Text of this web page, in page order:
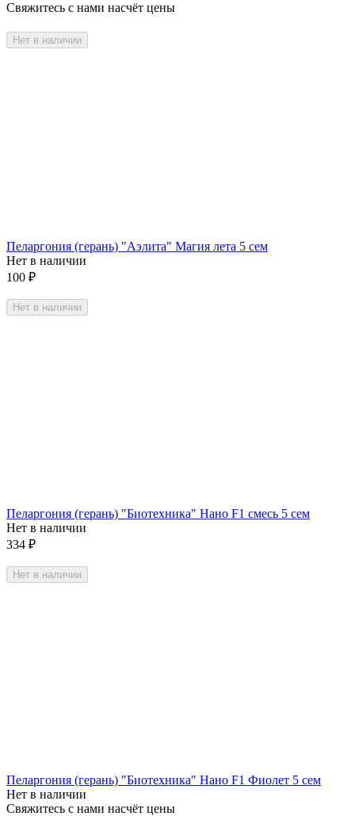
Свяжитесь с нами насчёт цены
Нет в наличии
Пеларгония (герань) "Аэлита" Магия лета 5 сем
Нет в наличии
100 ₽
Нет в наличии
Пеларгония (герань) "Биотехника" Нано F1 смесь 5 сем
Нет в наличии
334 ₽
Нет в наличии
Пеларгония (герань) "Биотехника" Нано F1 Фиолет 5 сем
Нет в наличии
Свяжитесь с нами насчёт цены